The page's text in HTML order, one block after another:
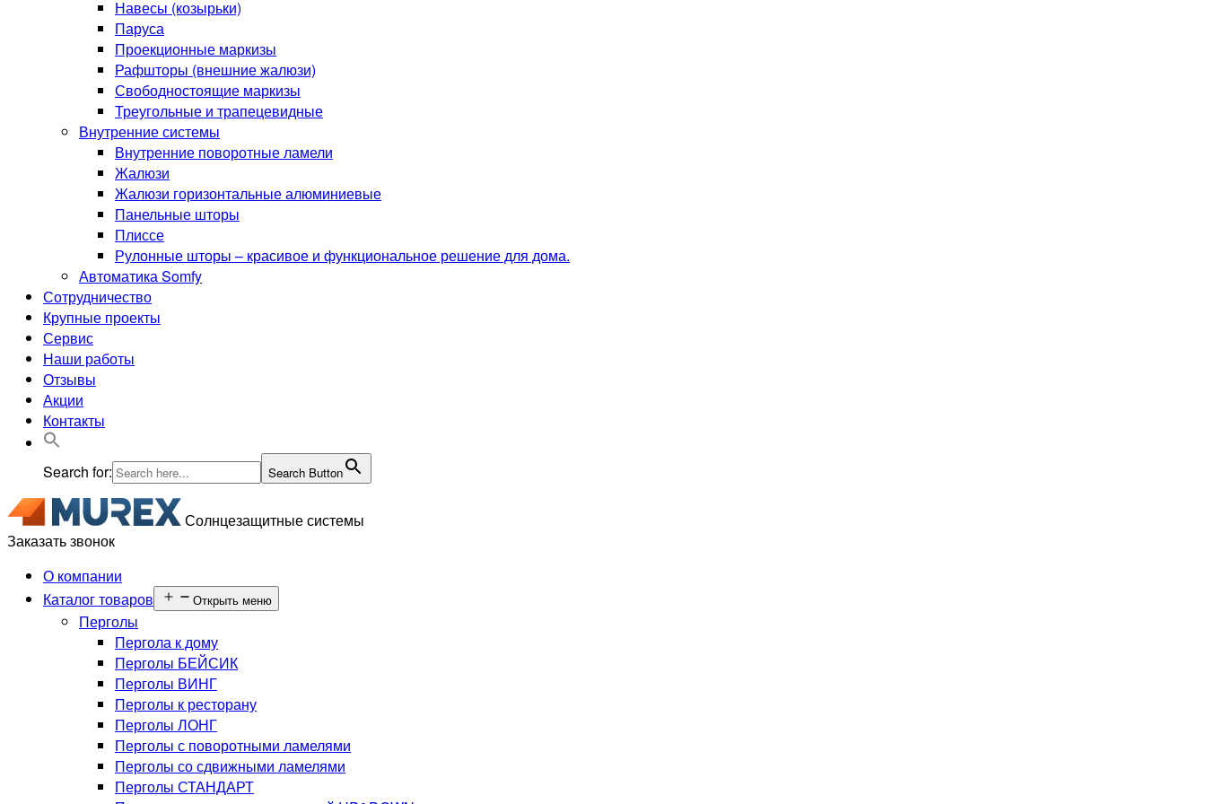
Навесы (козырьки)
Паруса
Проекционные маркизы
Рафшторы (внешние жалюзи)
Свободностоящие маркизы
Треугольные и трапецевидные
Внутренние системы
Внутренние поворотные ламели
Жалюзи
Жалюзи горизонтальные алюминиевые
Панельные шторы
Плиссе
Рулонные шторы – красивое и функциональное решение для дома.
Автоматика Somfy
Сотрудничество
Крупные проекты
Сервис
Наши работы
Отзывы
Акции
Контакты
Search for: Search Button
Солнцезащитные системы
Заказать звонок
О компании
Каталог товаров
Открыть меню
Перголы
Пергола к дому
Перголы БЕЙСИК
Перголы ВИНГ
Перголы к ресторану
Перголы ЛОНГ
Перголы с поворотными ламелями
Перголы со сдвижными ламелями
Перголы СТАНДАРТ